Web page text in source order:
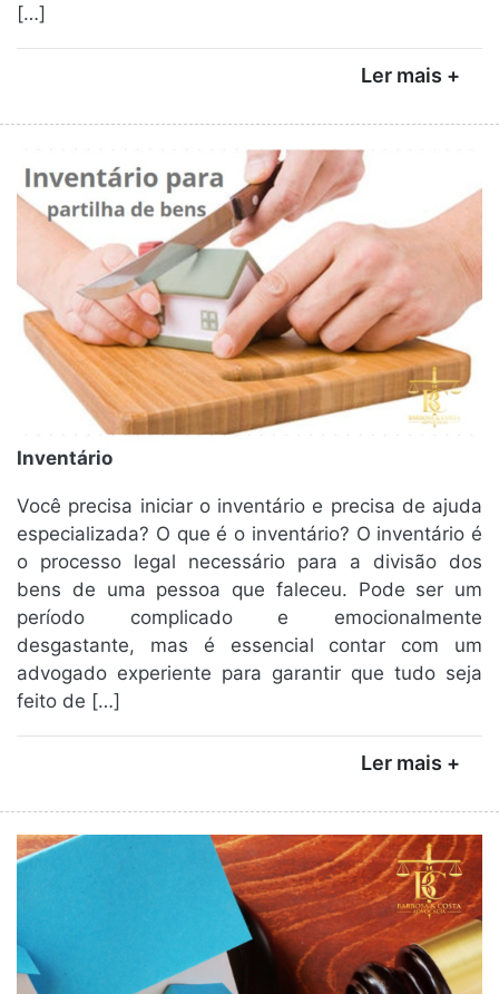
[…]
Ler mais +
Inventário
Você precisa iniciar o inventário e precisa de ajuda
especializada? O que é o inventário? O inventário é
o processo legal necessário para a divisão dos
bens de uma pessoa que faleceu. Pode ser um
período complicado e emocionalmente
desgastante, mas é essencial contar com um
advogado experiente para garantir que tudo seja
feito de […]
Ler mais +